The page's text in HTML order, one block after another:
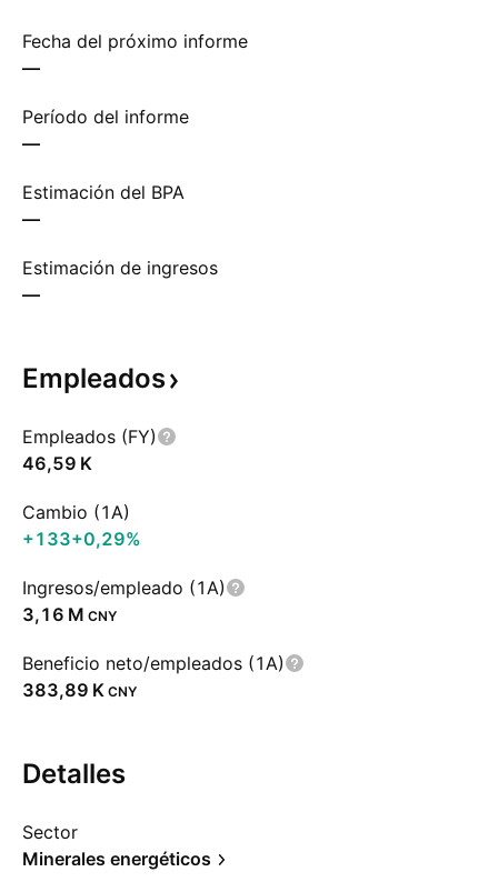
Fecha del próximo informe
—
Período del informe
—
Estimación del BPA
—
Estimación de ingresos
—
Empleados
Empleados (FY)
‪46,59 K‬
Cambio (1A)
+133+0,29%
Ingresos/empleado (1A)
‪3,16 M‬ CNY
Beneficio neto/empleados (1A)
‪383,89 K‬ CNY
Detalles
Sector
Minerales energéticos